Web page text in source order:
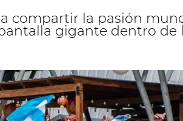
compartir la pasión
gigante dentro de